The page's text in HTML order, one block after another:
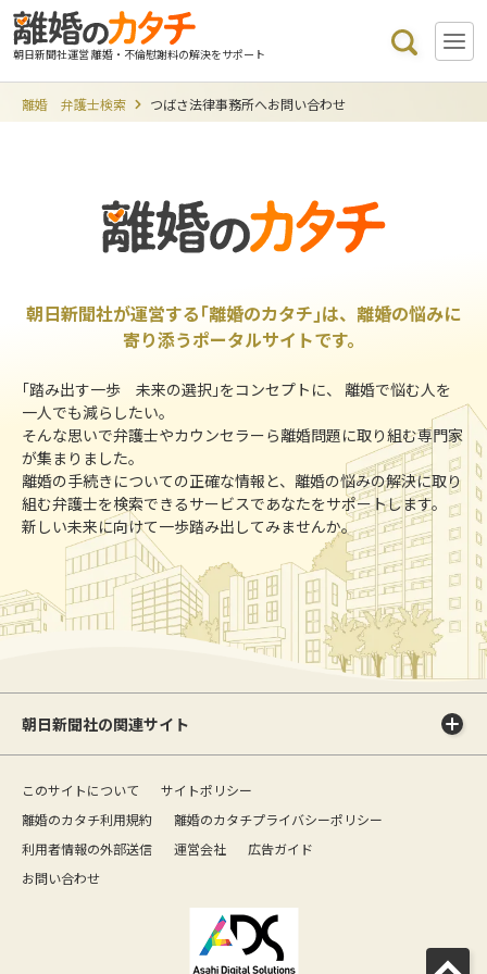
朝日新聞社運営 離婚・不倫慰謝料の解決をサポート
離婚 弁護士検索 つばさ法律事務所へお問い合わせ
朝日新聞社が運営する｢離婚のカタチ｣は、離婚の悩みに
寄り添うポータルサイトです。
｢踏み出す一歩 未来の選択｣をコンセプトに、 離婚で悩む人を
一人でも減らしたい。
そんな思いで弁護士やカウンセラーら離婚問題に取り組む専門家
が集まりました。
離婚の手続きについての正確な情報と、離婚の悩みの解決に取り
組む弁護士を検索できるサービスであなたをサポートします。
新しい未来に向けて一歩踏み出してみませんか。
朝日新聞社の関連サイト
このサイトについて
サイトポリシー
離婚のカタチ利用規約
離婚のカタチプライバシーポリシー
利用者情報の外部送信
運営会社
広告ガイド
お問い合わせ